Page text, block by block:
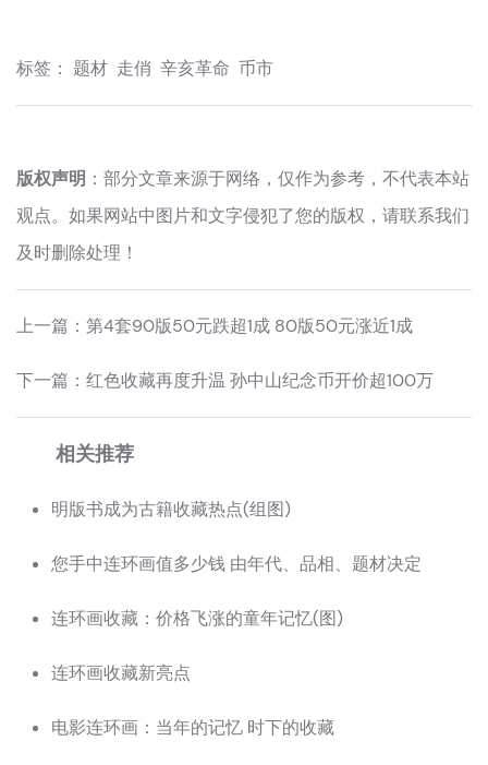
标签： 题材 走俏 辛亥革命 币市
版权声明 ：部分文章来源于网络，仅作为参考，不代表本站
观点。如果网站中图片和文字侵犯了您的版权，请联系我们
及时删除处理！
上一篇： 第4套90版50元跌超1成 80版50元涨近1成
下一篇： 红色收藏再度升温 孙中山纪念币开价超100万
相关推荐
明版书成为古籍收藏热点(组图)
您手中连环画值多少钱 由年代、品相、题材决定
连环画收藏：价格飞涨的童年记忆(图)
连环画收藏新亮点
电影连环画：当年的记忆 时下的收藏